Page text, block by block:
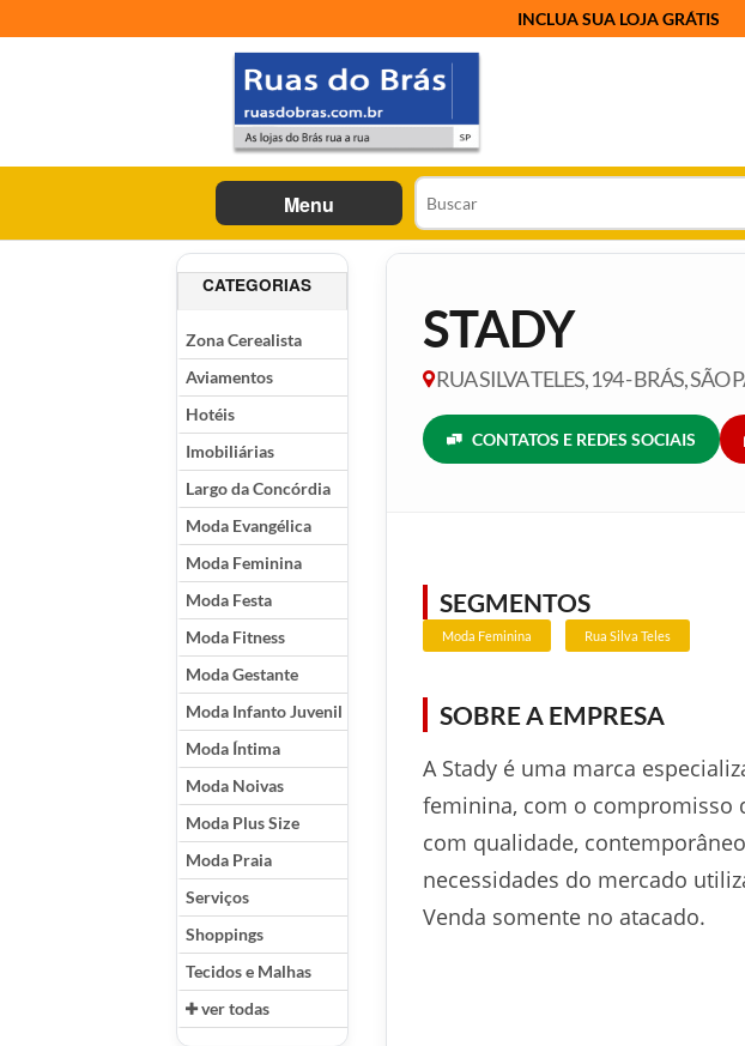
INCLUA SUA LOJA GRÁTIS
Menu
CATEGORIAS
Zona Cerealista
Aviamentos
Hotéis
Imobiliárias
Largo da Concórdia
Moda Evangélica
Moda Feminina
Moda Festa
Moda Fitness
Moda Gestante
Moda Infanto Juvenil
Moda Íntima
Moda Noivas
Moda Plus Size
Moda Praia
Serviços
Shoppings
Tecidos e Malhas
ver todas
STADY
RUA SILVA TELES, 194 - BRÁS, SÃO
CONTATOS E REDES SOCIAIS
SEGMENTOS
Moda Feminina Rua Silva Teles
SOBRE A EMPRESA
A Stady é uma marca
feminina, com o compromisso
com qualidade,
necessidades do mercado
Venda somente no atacado.